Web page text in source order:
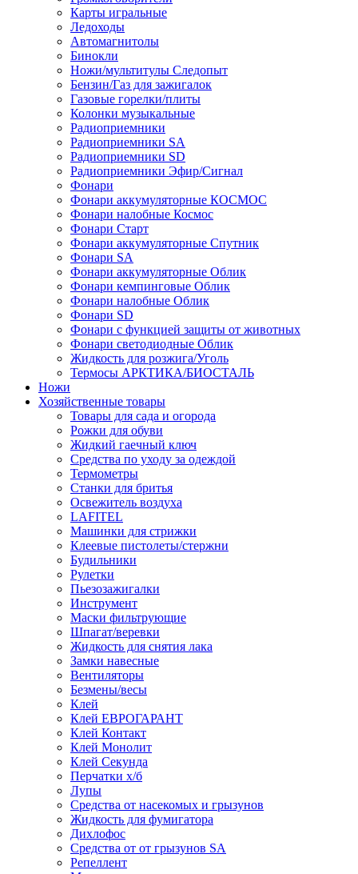
Карты игральные
Ледоходы
Автомагнитолы
Бинокли
Ножи/мультитулы Следопыт
Бензин/Газ для зажигалок
Газовые горелки/плиты
Колонки музыкальные
Радиоприемники
Радиоприемники SA
Радиоприемники SD
Радиоприемники Эфир/Сигнал
Фонари
Фонари аккумуляторные КОСМОС
Фонари налобные Космос
Фонари Старт
Фонари аккумуляторные Спутник
Фонари SA
Фонари аккумуляторные Облик
Фонари кемпинговые Облик
Фонари налобные Облик
Фонари SD
Фонари с функцией защиты от животных
Фонари светодиодные Облик
Жидкость для розжига/Уголь
Термосы АРКТИКА/БИОСТАЛЬ
Ножи
Хозяйственные товары
Товары для сада и огорода
Рожки для обуви
Жидкий гаечный ключ
Средства по уходу за одеждой
Термометры
Станки для бритья
Освежитель воздуха
LAFITEL
Машинки для стрижки
Клеевые пистолеты/стержни
Будильники
Рулетки
Пьезозажигалки
Инструмент
Маски фильтрующие
Шпагат/веревки
Жидкость для снятия лака
Замки навесные
Вентиляторы
Безмены/весы
Клей
Клей ЕВРОГАРАНТ
Клей Контакт
Клей Монолит
Клей Секунда
Перчатки х/б
Лупы
Средства от насекомых и грызунов
Жидкость для фумигатора
Дихлофос
Средства от от грызунов SA
Репеллент